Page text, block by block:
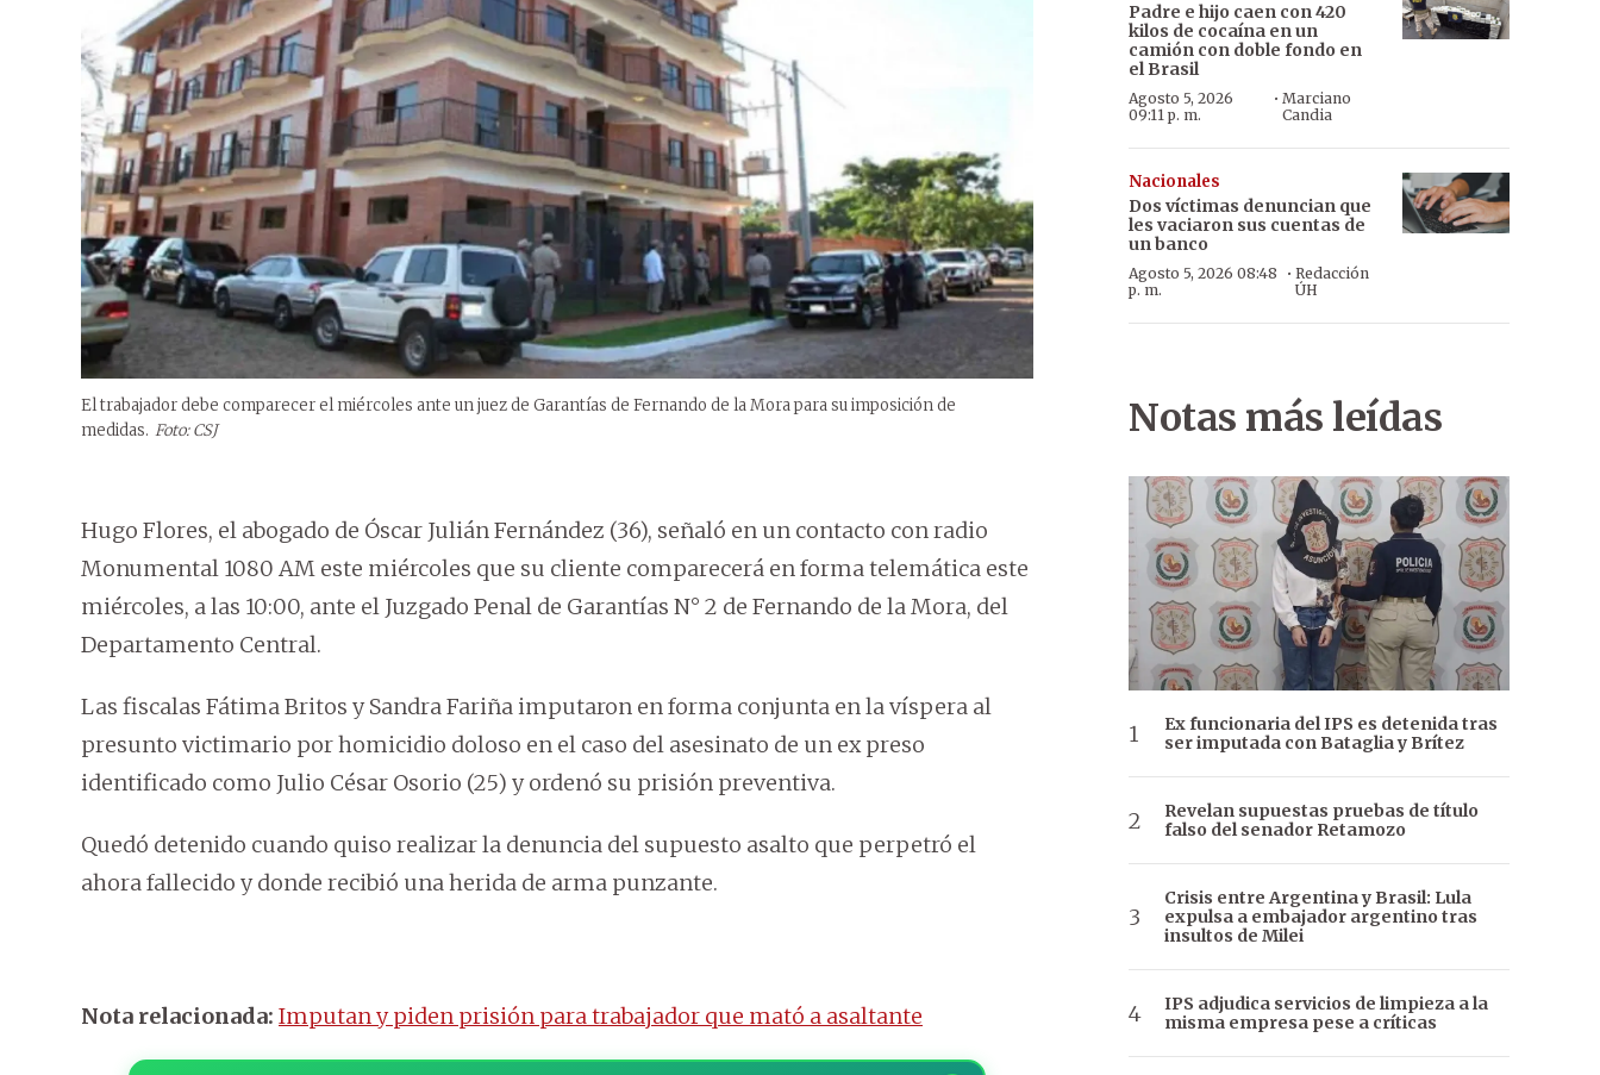
El trabajador debe comparecer el miércoles ante un juez de Garantías de Fernando de la Mora para su imposición de
medidas. Foto: CSJ
Hugo Flores, el abogado de Óscar Julián Fernández (36), señaló en un contacto con radio
Monumental 1080 AM este miércoles que su cliente comparecerá en forma telemática este
miércoles, a las 10:00, ante el Juzgado Penal de Garantías N° 2 de Fernando de la Mora, del
Departamento Central.
Las fiscalas Fátima Britos y Sandra Fariña imputaron en forma conjunta en la víspera al
presunto victimario por homicidio doloso en el caso del asesinato de un ex preso
identificado como Julio César Osorio (25) y ordenó su prisión preventiva.
Quedó detenido cuando quiso realizar la denuncia del supuesto asalto que perpetró el
ahora fallecido y donde recibió una herida de arma punzante.
Nota relacionada: Imputan y piden prisión para trabajador que mató a asaltante
Padre e hijo caen con 420
kilos de cocaína en un
camión con doble fondo en
el Brasil
Agosto 5, 2026
09:11 p. m.
·Marciano
Candia
Nacionales
Dos víctimas denuncian que
les vaciaron sus cuentas de
un banco
Agosto 5, 2026 08:48
p. m.
· Redacción
ÚH
Notas más leídas
Ex funcionaria del IPS es detenida tras
ser imputada con Bataglia y Brítez
Revelan supuestas pruebas de título
falso del senador Retamozo
Crisis entre Argentina y Brasil: Lula
expulsa a embajador argentino tras
insultos de Milei
IPS adjudica servicios de limpieza a la
misma empresa pese a críticas